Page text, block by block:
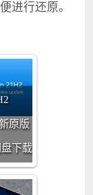
进行还原。
原版
下载